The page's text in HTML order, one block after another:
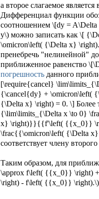
а второе слагаемое
Дифференциал функции
соотношением \[dy =
y\) можно записать как \[
\omicron\left( {\Delta x}
пренебречь "нелинейной"
приближенное равенство
погрешность данного
[\require{cancel}
{\cancel{dy} + \omicron\left(
{\Delta x} \right) = 0. \] Более
{\lim\limits_{\Delta x \to 0}
x} \right)}}{{f'\left( {{x_0}}
\frac{{\omicron\left( {\Delta
соответствует члену
Таким образом, для
\approx f\left( {{x_0}} \right)
\right) - f\left( {{x_0}} \right).\)